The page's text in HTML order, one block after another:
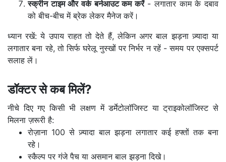
स्क्रीन टाइम और वर्क बर्नआउट कम करें- लगातार काम के दबाव
को बीच-बीच में ब्रेक लेकर मैनेज करें।
ध्यान रखें: ये उपाय राहत तो देते हैं, लेकिन अगर बाल झड़ना ज़्यादा या
लगातार बना रहे, तो सिर्फ घरेलू नुस्खों पर निर्भर न रहें - समय पर एक्सपर्ट
सलाह लें।
डॉक्टर से कब मिलें?
नीचे दिए गए किसी भी लक्षण में डर्मेटोलॉजिस्ट या ट्राइकोलॉजिस्ट से
मिलना ज़रूरी है:
रोज़ाना 100 से ज़्यादा बाल झड़ना लगातार कई हफ्तों तक बना
रहे।
स्कैल्प पर गंजे पैच या असमान बाल झड़ना दिखे।